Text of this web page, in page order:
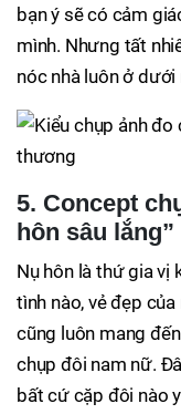
bạn ý sẽ có cảm
mình. Nhưng tất
nóc nhà luôn ở dưới
5. Concept
hôn sâu lắng”
Nụ hôn là thứ gia
tình nào, vẻ đẹp
cũng luôn mang
chụp đôi nam nữ.
bất cứ cặp đôi nào